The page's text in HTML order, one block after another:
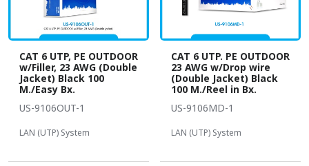
CAT 6 UTP, PE OUTDOOR
w/Filler, 23 AWG (Double
Jacket) Black 100
M./Easy Bx.
US-9106OUT-1
LAN (UTP) System
CAT 6 UTP. PE OUTDOOR
23 AWG w/Drop wire
(Double Jacket) Black
100 M./Reel in Bx.
US-9106MD-1
LAN (UTP) System